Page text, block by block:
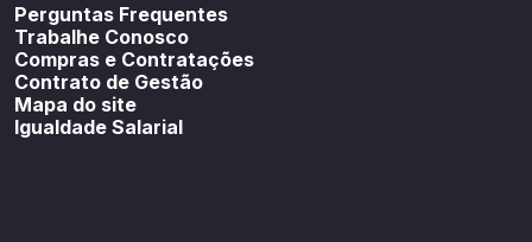
Perguntas Frequentes
Trabalhe Conosco
Compras e Contratações
Contrato de Gestão
Mapa do site
Igualdade Salarial